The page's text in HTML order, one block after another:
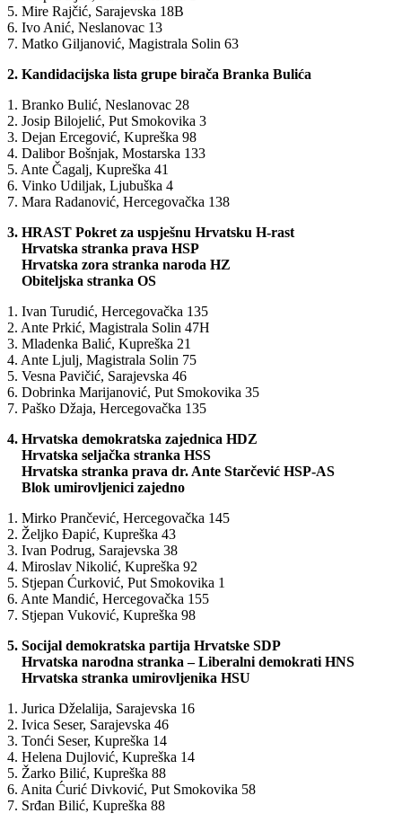
5. Mire Rajčić, Sarajevska 18B
6. Ivo Anić, Neslanovac 13
7. Matko Giljanović, Magistrala Solin 63
2. Kandidacijska lista grupe birača Branka Bulića
1. Branko Bulić, Neslanovac 28
2. Josip Bilojelić, Put Smokovika 3
3. Dejan Ercegović, Kupreška 98
4. Dalibor Bošnjak, Mostarska 133
5. Ante Čagalj, Kupreška 41
6. Vinko Udiljak, Ljubuška 4
7. Mara Radanović, Hercegovačka 138
3. HRAST Pokret za uspješnu Hrvatsku H-rast
Hrvatska stranka prava HSP
Hrvatska zora stranka naroda HZ
Obiteljska stranka OS
1. Ivan Turudić, Hercegovačka 135
2. Ante Prkić, Magistrala Solin 47H
3. Mladenka Balić, Kupreška 21
4. Ante Ljulj, Magistrala Solin 75
5. Vesna Pavičić, Sarajevska 46
6. Dobrinka Marijanović, Put Smokovika 35
7. Paško Džaja, Hercegovačka 135
4. Hrvatska demokratska zajednica HDZ
Hrvatska seljačka stranka HSS
Hrvatska stranka prava dr. Ante Starčević HSP-AS
Blok umirovljenici zajedno
1. Mirko Prančević, Hercegovačka 145
2. Željko Đapić, Kupreška 43
3. Ivan Podrug, Sarajevska 38
4. Miroslav Nikolić, Kupreška 92
5. Stjepan Ćurković, Put Smokovika 1
6. Ante Mandić, Hercegovačka 155
7. Stjepan Vuković, Kupreška 98
5. Socijal demokratska partija Hrvatske SDP
Hrvatska narodna stranka – Liberalni demokrati HNS
Hrvatska stranka umirovljenika HSU
1. Jurica Dželalija, Sarajevska 16
2. Ivica Seser, Sarajevska 46
3. Tonći Seser, Kupreška 14
4. Helena Dujlović, Kupreška 14
5. Žarko Bilić, Kupreška 88
6. Anita Ćurić Divković, Put Smokovika 58
7. Srđan Bilić, Kupreška 88